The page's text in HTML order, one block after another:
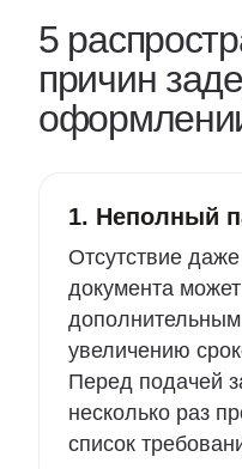
5
причин
1. Неполный
Отсутствие
документа
увеличению
Перед подачей
несколько раз
список